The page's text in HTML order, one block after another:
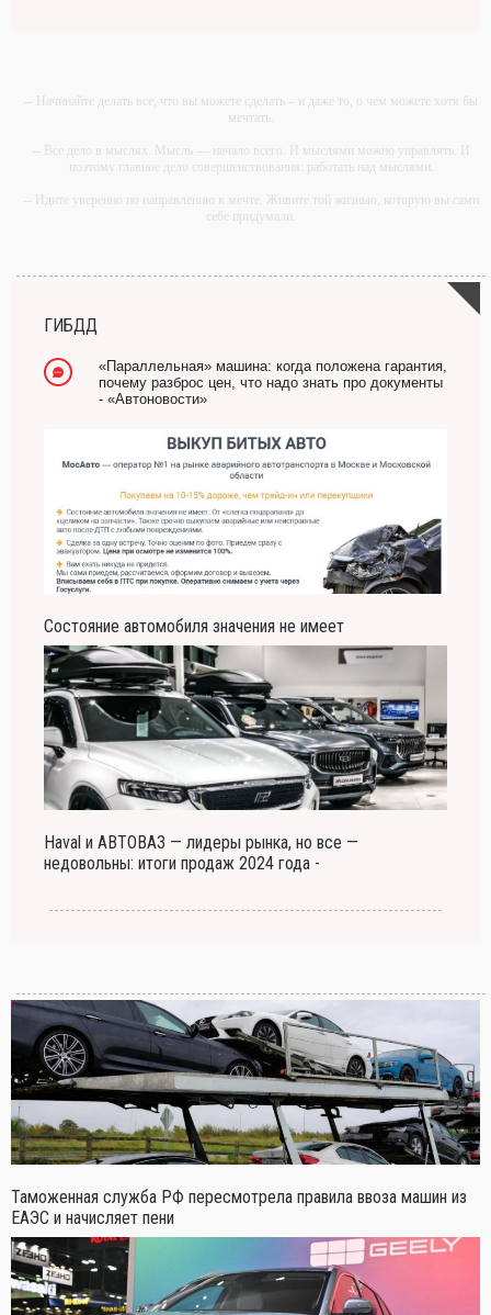
-- Начинайте делать все, что вы можете сделать – и даже то, о чем можете хотя бы
мечтать.
-- Все дело в мыслях. Мысль — начало всего. И мыслями можно управлять. И
поэтому главное дело совершенствования: работать над мыслями.
-- Идите уверенно по направлению к мечте. Живите той жизнью, которую вы сами
себе придумали.
-- Лучшее, что можно сделать с хорошим советом, это пропустить его мимо ушей.
Он никогда не бывает полезен никому, кроме того, кто его дал.
ГИБДД
«Параллельная» машина: когда положена гарантия,
почему разброс цен, что надо знать про документы
- «Автоновости»
Состояние автомобиля значения не имеет
Haval и АВТОВАЗ — лидеры рынка, но все —
недовольны: итоги продаж 2024 года -
Таможенная служба РФ пересмотрела правила ввоза машин из
ЕАЭС и начисляет пени